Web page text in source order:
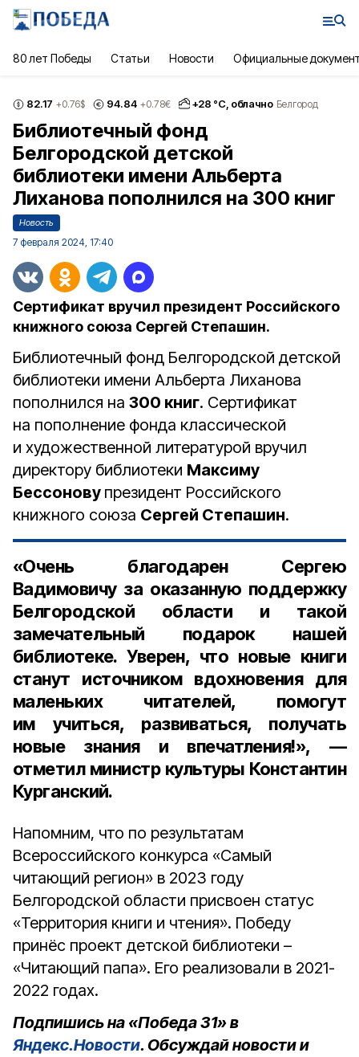
80 лет Победы Статьи Новости Официальные
82.17 +0.76$ 94.84 +0.78€ +28 °С, облачно Белгород
Библиотечный фонд
Белгородской детской
библиотеки имени Альберта
Лиханова пополнился на 300 книг
Новость
7 февраля 2024, 17:40
Сертификат вручил президент Российского
книжного союза Сергей Степашин.
Библиотечный фонд Белгородской детской
библиотеки имени Альберта Лиханова
пополнился на 300 книг. Сертификат
на пополнение фонда классической
и художественной литературой вручил
директору библиотеки Максиму
Бессонову президент Российского
книжного союза Сергей Степашин.
«Очень благодарен Сергею
Вадимовичу за оказанную поддержку
Белгородской области и такой
замечательный подарок нашей
библиотеке. Уверен, что новые книги
станут источником вдохновения для
маленьких читателей, помогут
им учиться, развиваться, получать
новые знания и впечатления!», —
отметил министр культуры Константин
Курганский.
Напомним, что по результатам
Всероссийского конкурса «Самый
читающий регион» в 2023 году
Белгородской области присвоен статус
«Территория книги и чтения». Победу
принёс проект детской библиотеки –
«Читающий папа». Его реализовали в 2021-
2022 годах.
Подпишись на «Победа 31» в
Яндекс.Новости. Обсуждай новости и